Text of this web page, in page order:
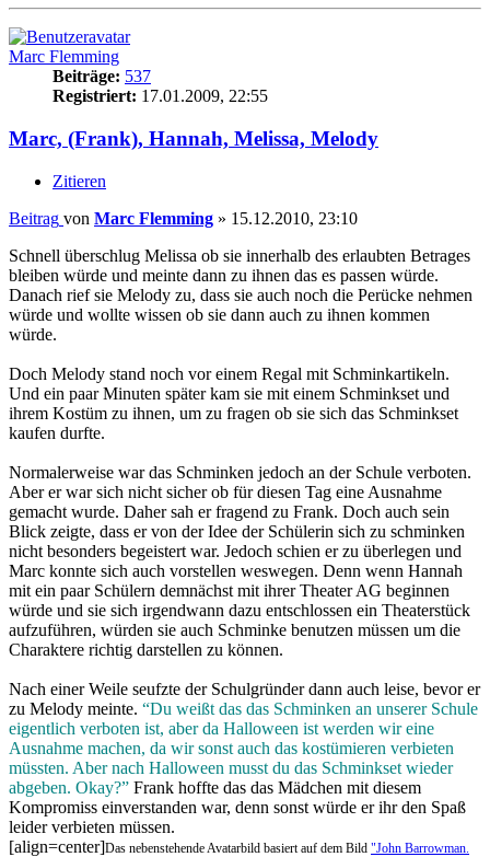
Marc Flemming
Beiträge: 537
Registriert: 17.01.2009, 22:55
Marc, (Frank), Hannah, Melissa, Melody
Zitieren
Beitrag von Marc Flemming » 15.12.2010, 23:10
Schnell überschlug Melissa ob sie innerhalb des erlaubten Betrages
bleiben würde und meinte dann zu ihnen das es passen würde.
Danach rief sie Melody zu, dass sie auch noch die Perücke nehmen
würde und wollte wissen ob sie dann auch zu ihnen kommen
würde.
Doch Melody stand noch vor einem Regal mit Schminkartikeln.
Und ein paar Minuten später kam sie mit einem Schminkset und
ihrem Kostüm zu ihnen, um zu fragen ob sie sich das Schminkset
kaufen durfte.
Normalerweise war das Schminken jedoch an der Schule verboten.
Aber er war sich nicht sicher ob für diesen Tag eine Ausnahme
gemacht wurde. Daher sah er fragend zu Frank. Doch auch sein
Blick zeigte, dass er von der Idee der Schülerin sich zu schminken
nicht besonders begeistert war. Jedoch schien er zu überlegen und
Marc konnte sich auch vorstellen weswegen. Denn wenn Hannah
mit ein paar Schülern demnächst mit ihrer Theater AG beginnen
würde und sie sich irgendwann dazu entschlossen ein Theaterstück
aufzuführen, würden sie auch Schminke benutzen müssen um die
Charaktere richtig darstellen zu können.
Nach einer Weile seufzte der Schulgründer dann auch leise, bevor er
zu Melody meinte. “Du weißt das das Schminken an unserer Schule
eigentlich verboten ist, aber da Halloween ist werden wir eine
Ausnahme machen, da wir sonst auch das kostümieren verbieten
müssten. Aber nach Halloween musst du das Schminkset wieder
abgeben. Okay?” Frank hoffte das das Mädchen mit diesem
Kompromiss einverstanden war, denn sonst würde er ihr den Spaß
leider verbieten müssen.
[align=center]Das nebenstehende Avatarbild basiert auf dem Bild "John Barrowman.